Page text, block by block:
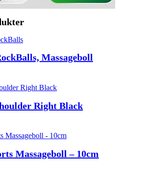
Massageboll
Right Black
Massageboll – 10cm